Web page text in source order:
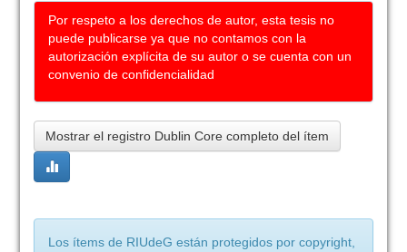
Por respeto a los derechos de autor, esta tesis no
puede publicarse ya que no contamos con la
autorización explícita de su autor o se cuenta con un
convenio de confidencialidad
Mostrar el registro Dublin Core completo del ítem
Los ítems de RIUdeG están protegidos por copyright,